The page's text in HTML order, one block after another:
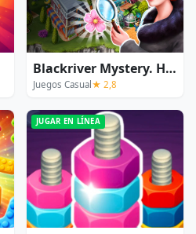
Blackriver Mystery. Hidden Objects
Juegos Casual ★ 2,8
JUGAR EN LÍNEA